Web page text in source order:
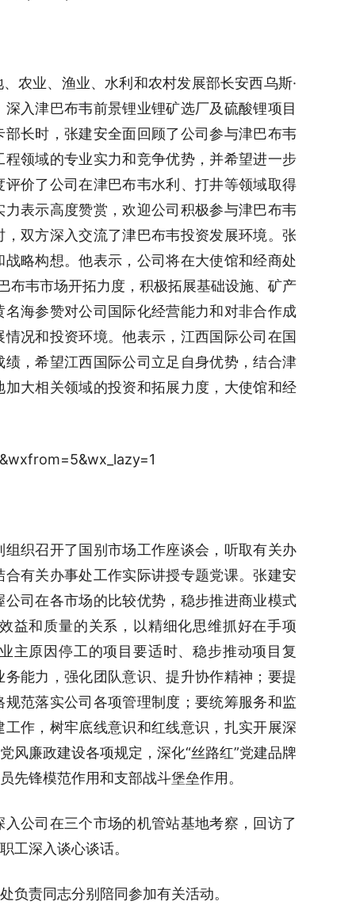
农业、渔业、水利和农村发展部长安西乌斯·
入津巴布韦前景锂业锂矿选厂及硫酸锂项目
长时，张建安全面回顾了公司参与津巴布韦
领域的专业实力和竞争优势，并希望进一步
价了公司在津巴布韦水利、打井等领域取得
表示高度赞赏，欢迎公司积极参与津巴布韦
双方深入交流了津巴布韦投资发展环境。张
略构想。他表示，公司将在大使馆和经商处
布韦市场开拓力度，积极拓展基础设施、矿产
海参赞对公司国际化经营能力和对非合作成
况和投资环境。他表示，江西国际公司在国
，希望江西国际公司立足自身优势，结合津
大相关领域的投资和拓展力度，大使馆和经
织召开了国别市场工作座谈会，听取有关办
有关办事处工作实际讲授专题党课。张建安
司在各市场的比较优势，稳步推进商业模式
益和质量的关系，以精细化思维抓好在手项
主原因停工的项目要适时、稳步推动项目复
能力，强化团队意识、提升协作精神；要提
范落实公司各项管理制度；要统筹服务和监
作，树牢底线意识和红线意识，扎实开展深
风廉政建设各项规定，深化“丝路红”党建品牌
先锋模范作用和支部战斗堡垒作用。
公司在三个市场的机管站基地考察，回访了
工深入谈心谈话。
负责同志分别陪同参加有关活动。